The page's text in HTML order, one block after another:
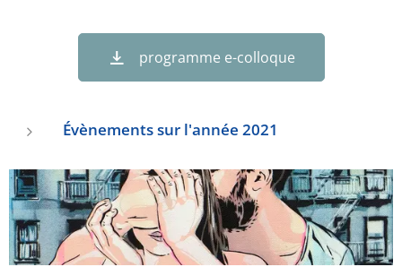
programme e-colloque
Évènements sur l'année 2021